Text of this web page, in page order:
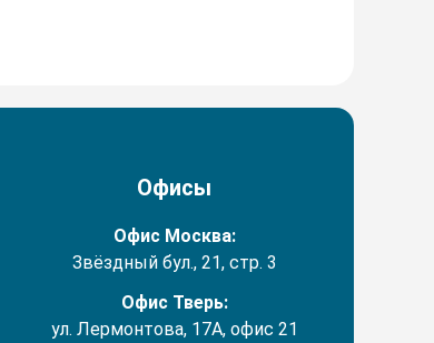
Офисы
Офис Москва:
Звёздный бул., 21, стр. 3
Офис Тверь:
ул. Лермонтова, 17А, офис 21